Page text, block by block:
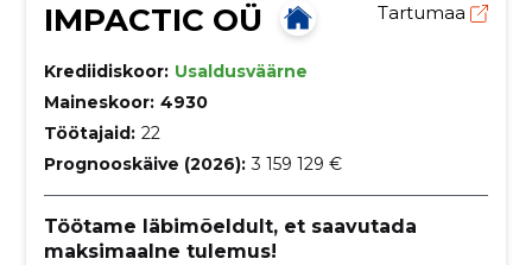
IMPACTIC OÜ Tartumaa
Krediidiskoor: Usaldusväärne
Maineskoor: 4930
Töötajaid: 22
Prognooskäive (2026): 3 159 129 €
Töötame läbimõeldult, et saavutada
maksimaalne tulemus!